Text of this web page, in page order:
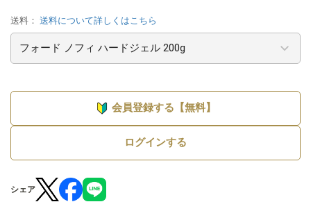
送料： 送料について詳しくはこちら
会員登録する【無料】
ログインする
シェア